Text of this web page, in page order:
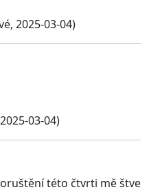
2025-03-04)
03-04)
této čtvrti mě štve